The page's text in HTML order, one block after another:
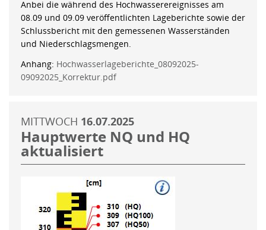
Anbei die während des Hochwasserereignisses am
08.09 und 09.09 veröffentlichten Lageberichte sowie der
Schlussbericht mit den gemessenen Wasserständen
und Niederschlagsmengen.
Anhang: Hochwasserlageberichte_08092025-
09092025_Korrektur.pdf
MITTWOCH 16.07.2025
Hauptwerte NQ und HQ
aktualisiert